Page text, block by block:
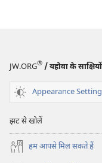
JW.ORG® / यहोवा के
Appearance
झट से खोलें
हम आपसे मिल सकते हैं